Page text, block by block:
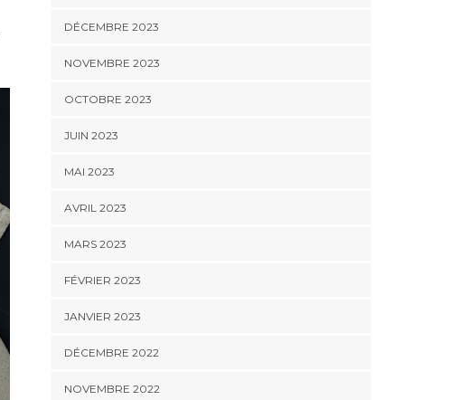
DÉCEMBRE 2023
NOVEMBRE 2023
OCTOBRE 2023
JUIN 2023
MAI 2023
AVRIL 2023
MARS 2023
FÉVRIER 2023
JANVIER 2023
DÉCEMBRE 2022
NOVEMBRE 2022